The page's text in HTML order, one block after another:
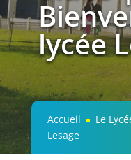
lycée
Accueil ^ Le
Lesage